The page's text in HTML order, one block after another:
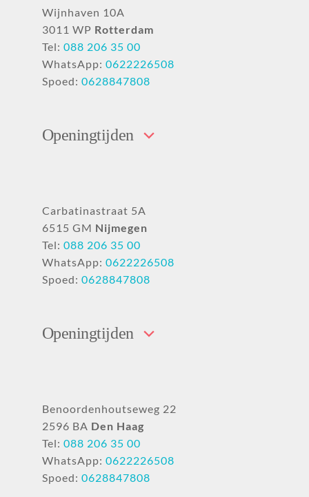
Wijnhaven 10A
3011 WP Rotterdam
Tel: 088 206 35 00
WhatsApp: 0622226508
Spoed: 0628847808
Openingtijden
Carbatinastraat 5A
6515 GM Nijmegen
Tel: 088 206 35 00
WhatsApp: 0622226508
Spoed: 0628847808
Openingtijden
Benoordenhoutseweg 22
2596 BA Den Haag
Tel: 088 206 35 00
WhatsApp: 0622226508
Spoed: 0628847808